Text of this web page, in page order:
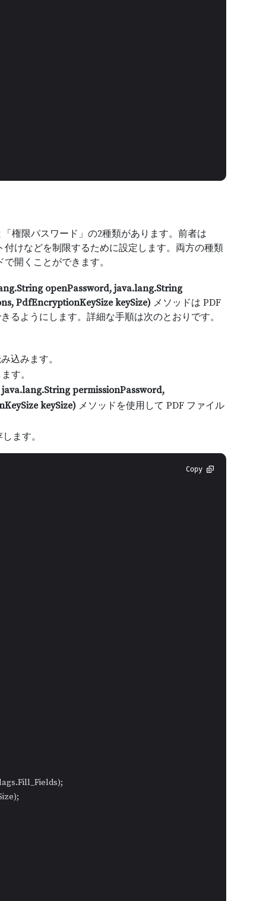
権限パスワード」の2種類があります。前者は
けなどを制限するために設定します。両方の種類
開くことができます。
openPassword, java.lang.String
PdfEncryptionKeySize keySize)メソッドは PDF
ようにします。詳細な手順は次のとおりです。
込みます。
す。
permissionPassword,
keySize)メソッドを使用して PDF ファイル
ます。
Copy